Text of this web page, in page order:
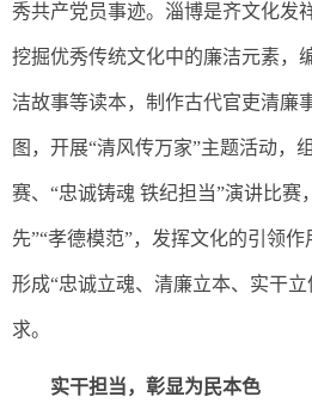
秀共产党员事迹。淄博是齐文化发
挖掘优秀传统文化中的廉洁元素，
洁故事等读本，制作古代官吏清廉
图，开展“清风传万家”主题活动，
赛、“忠诚铸魂 铁纪担当”演讲比赛
先”“孝德模范”，发挥文化的引领
形成“忠诚立魂、清廉立本、实干
求。
实干担当，彰显为民本色